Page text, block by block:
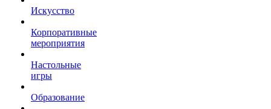
Искусство
Корпоративные
мероприятия
Настольные
игры
Образование